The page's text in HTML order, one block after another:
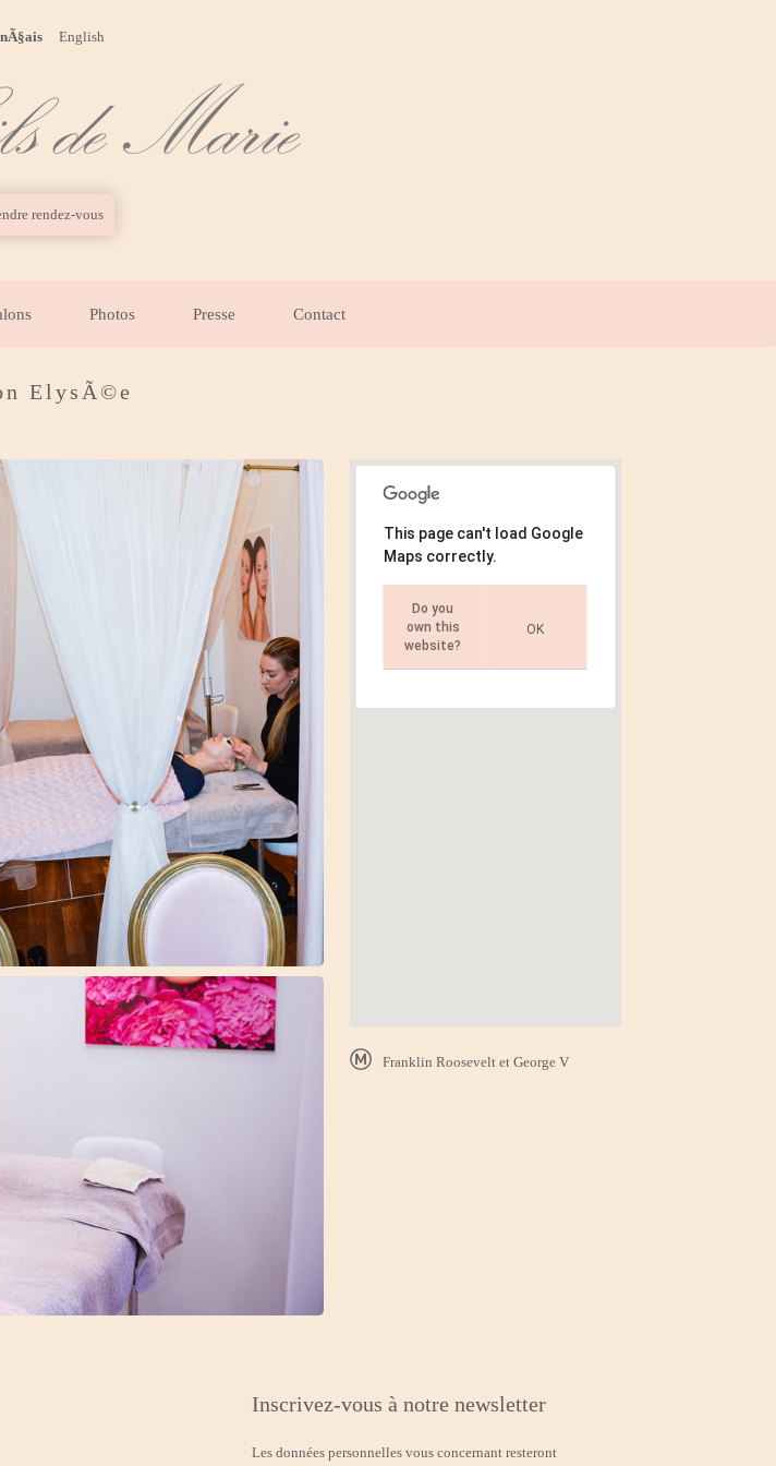
English
rendez-vous
Photos Presse Contact
ElysÃ©e
This page can't load Google
Maps correctly.
Do you
own this
website?
OK
Franklin Roosevelt et George V
Inscrivez-vous à notre newsletter
Les données personnelles vous concernant resteront